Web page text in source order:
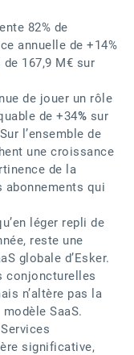
82% de
annuelle de +14%
167,9 M€ sur
de jouer un rôle
de +34% sur
l’ensemble de
une croissance
de la
qui
léger repli de
reste une
globale d’Esker.
conjoncturelles
n’altère pas la
SaaS.
significative,